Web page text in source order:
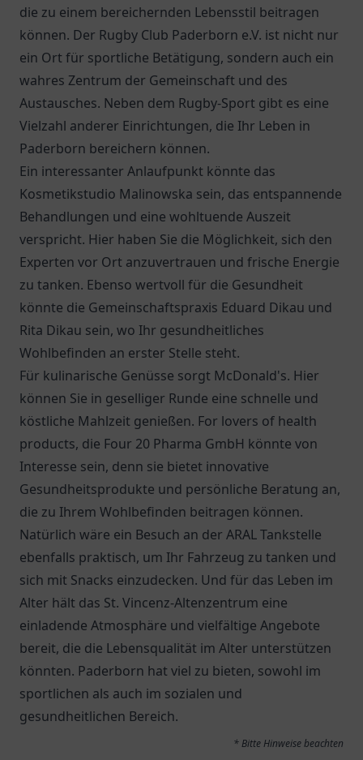
die zu einem bereichernden Lebensstil beitragen
können. Der Rugby Club Paderborn e.V. ist nicht nur
ein Ort für sportliche Betätigung, sondern auch ein
wahres Zentrum der Gemeinschaft und des
Austausches. Neben dem Rugby-Sport gibt es eine
Vielzahl anderer Einrichtungen, die Ihr Leben in
Paderborn bereichern können.
Ein interessanter Anlaufpunkt könnte das
Kosmetikstudio Malinowska sein, das entspannende
Behandlungen und eine wohltuende Auszeit
verspricht. Hier haben Sie die Möglichkeit, sich den
Experten vor Ort anzuvertrauen und frische Energie
zu tanken. Ebenso wertvoll für die Gesundheit
könnte die Gemeinschaftspraxis Eduard Dikau und
Rita Dikau sein, wo Ihr gesundheitliches
Wohlbefinden an erster Stelle steht.
Für kulinarische Genüsse sorgt McDonald's. Hier
können Sie in geselliger Runde eine schnelle und
köstliche Mahlzeit genießen. For lovers of health
products, die Four 20 Pharma GmbH könnte von
Interesse sein, denn sie bietet innovative
Gesundheitsprodukte und persönliche Beratung an,
die zu Ihrem Wohlbefinden beitragen können.
Natürlich wäre ein Besuch an der ARAL Tankstelle
ebenfalls praktisch, um Ihr Fahrzeug zu tanken und
sich mit Snacks einzudecken. Und für das Leben im
Alter hält das St. Vincenz-Altenzentrum eine
einladende Atmosphäre und vielfältige Angebote
bereit, die die Lebensqualität im Alter unterstützen
könnten. Paderborn hat viel zu bieten, sowohl im
sportlichen als auch im sozialen und
gesundheitlichen Bereich.
* Bitte Hinweise beachten